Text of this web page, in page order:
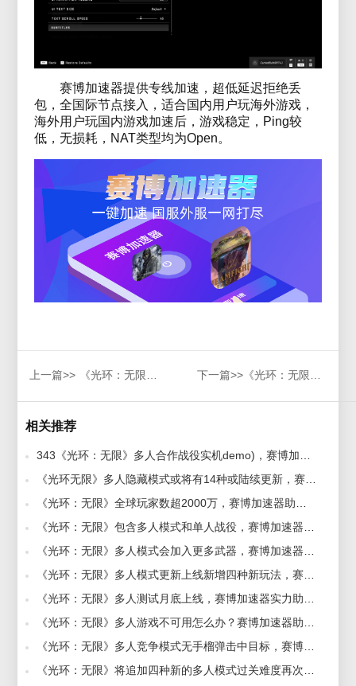
赛博加速器提供专线加速，超低延迟拒绝丢
包，全国际节点接入，适合国内用户玩海外游戏，
海外用户玩国内游戏加速后，游戏稳定，Ping较
低，无损耗，NAT类型均为Open。
上一篇>> 《光环：无限》多人测试月底上线，赛博加速器实力助攻 下一篇>>《光环：无限》多人竞争模式无手榴弹击中目标，赛博加速器助力免费玩
相关推荐